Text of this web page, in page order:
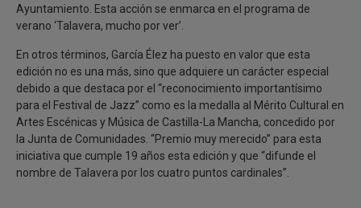
Ayuntamiento. Esta acción se enmarca en el programa de
verano ‘Talavera, mucho por ver’.
En otros términos, García Élez ha puesto en valor que esta
edición no es una más, sino que adquiere un carácter especial
debido a que destaca por el “reconocimiento importantísimo
para el Festival de Jazz” como es la medalla al Mérito Cultural en
Artes Escénicas y Música de Castilla-La Mancha, concedido por
la Junta de Comunidades. “Premio muy merecido” para esta
iniciativa que cumple 19 años esta edición y que “difunde el
nombre de Talavera por los cuatro puntos cardinales”.